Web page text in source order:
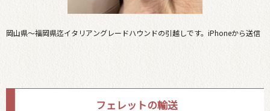
岡山県〜福岡県迄イタリアングレードハウンドの引越しです。iPhoneから送信
フェレットの輸送